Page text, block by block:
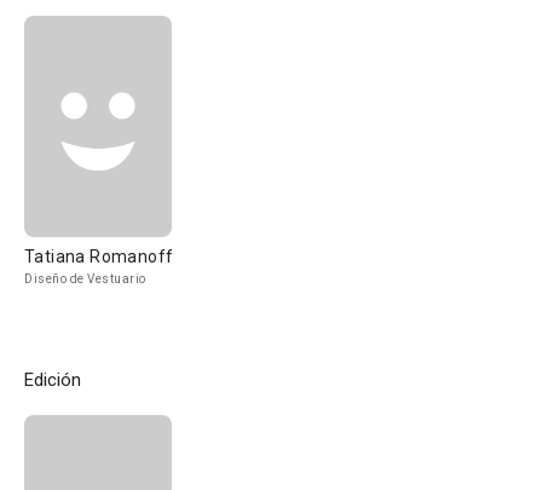
Tatiana Romanoff
Diseño de Vestuario
Edición